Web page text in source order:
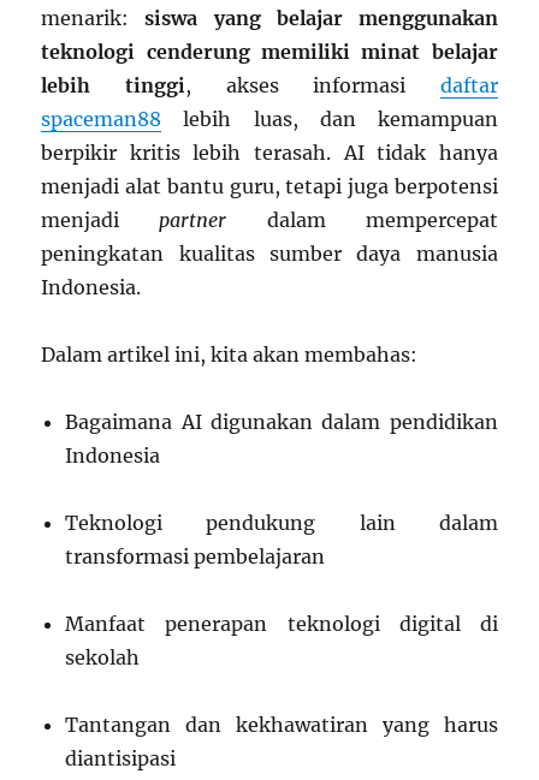
menarik:siswa yang belajar menggunakan
teknologi cenderung memiliki minat belajar
lebih tinggi, akses informasi daftar
spaceman88 lebih luas, dan kemampuan
berpikir kritis lebih terasah. AI tidak hanya
menjadi alat bantu guru, tetapi juga berpotensi
menjadipartner dalam mempercepat
peningkatan kualitas sumber daya manusia
Indonesia.
Dalam artikel ini, kita akan membahas:
Bagaimana AI digunakan dalam pendidikan
Indonesia
Teknologi pendukung lain dalam
transformasi pembelajaran
Manfaat penerapan teknologi digital di
sekolah
Tantangan dan kekhawatiran yang harus
diantisipasi